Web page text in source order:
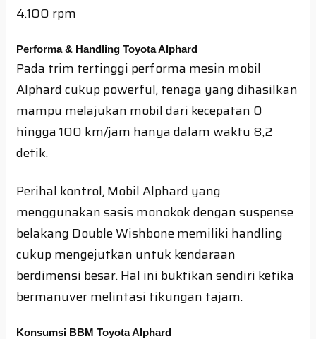
4.100 rpm
Performa & Handling Toyota Alphard
Pada trim tertinggi performa mesin mobil
Alphard cukup powerful, tenaga yang dihasilkan
mampu melajukan mobil dari kecepatan 0
hingga 100 km/jam hanya dalam waktu 8,2
detik.
Perihal kontrol, Mobil Alphard yang
menggunakan sasis monokok dengan suspense
belakang Double Wishbone memiliki handling
cukup mengejutkan untuk kendaraan
berdimensi besar. Hal ini buktikan sendiri ketika
bermanuver melintasi tikungan tajam.
Konsumsi BBM Toyota Alphard